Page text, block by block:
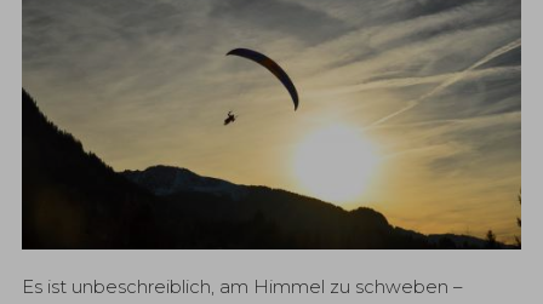
Es ist unbeschreiblich, am Himmel zu schweben –